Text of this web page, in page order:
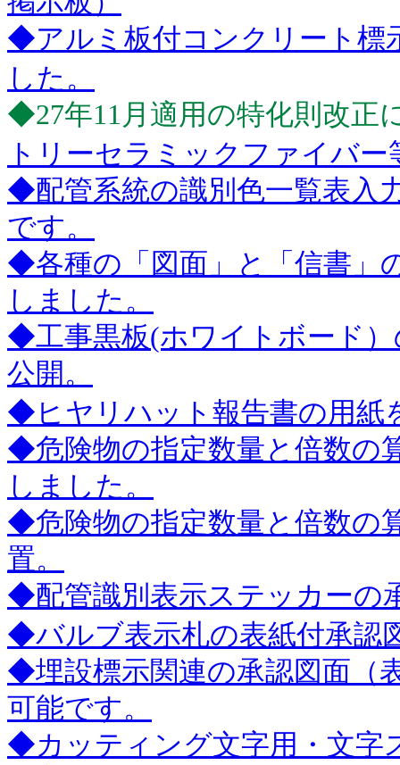
◆アルミ板付コンクリート標
した。
◆27年11月適用の特化則改正
トリーセラミックファイバー
◆配管系統の識別色一覧表入
です。
◆各種の「図面」と「信書」
しました。
◆工事黒板(ホワイトボード）
公開。
◆ヒヤリハット報告書の用紙
◆危険物の指定数量と倍数の
しました。
◆危険物の指定数量と倍数の
置。
◆配管識別表示ステッカーの
◆バルブ表示札の表紙付承認
◆埋設標示関連の承認図面（
可能です。
◆カッティング文字用・文字